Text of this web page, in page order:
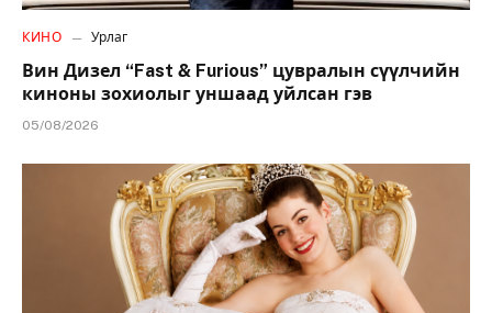
КИНО Урлаг
Вин Дизел “Fast & Furious” цувралын сүүлчийн
киноны зохиолыг уншаад уйлсан гэв
05/08/2026